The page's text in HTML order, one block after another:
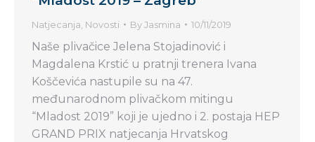
Natjecanja, Novosti ByJasmina 10/11/2019
Naše plivačice Jelena Stojadinović i
Magdalena Krstić u pratnji trenera Ivana
Koščevića nastupile su na 47.
međunarodnom plivačkom mitingu
“Mladost 2019” koji je ujedno i 2. postaja HEP
GRAND PRIX natjecanja Hrvatskog